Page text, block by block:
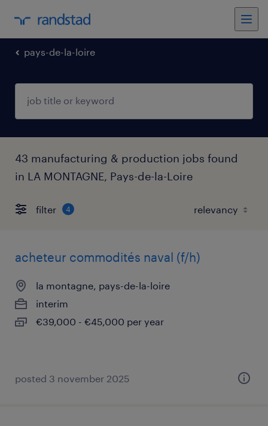
pays-de-la-loire
43 manufacturing & production jobs found
in LA MONTAGNE, Pays-de-la-Loire
filter 4
acheteur commodités naval (f/h)
la montagne, pays-de-la-loire
interim
€39,000 - €45,000 per year
posted 3 november 2025